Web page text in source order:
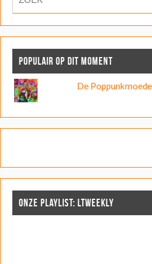
POPULAIR OP DIT MOMENT
De
ONZE PLAYLIST: LTWEEKLY